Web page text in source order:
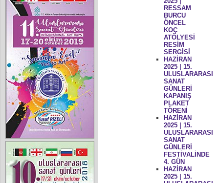
RESSAM
BURCU
ÖNCEL
KOÇ
ATÖLYESİ
RESİM
SERGİSİ
HAZİRAN
2025 | 15.
ULUSLARARASI
SANAT
GÜNLERİ
KAPANIŞ
PLAKET
TÖRENİ
HAZİRAN
2025 | 15.
ULUSLARARASI
SANAT
GÜNLERİ
FESTİVALİNDE
4. GÜN
HAZİRAN
2025 | 15.